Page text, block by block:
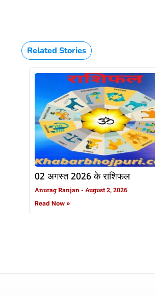
Related Stories
02 अगस्त 2026 के राशिफल
Anurag Ranjan August 2, 2026
Read Now »